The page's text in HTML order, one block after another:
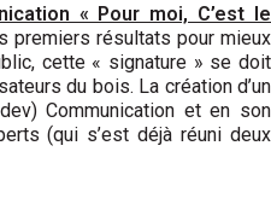
« Pour moi, C’est le
premiers résultats pour mieux
cette « signature » se doit
du bois. La création d’un
Communication et en son
(qui s’est déjà réuni deux